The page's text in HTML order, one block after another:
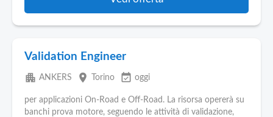
Validation Engineer
apartment ANKERS place Torino event_available oggi
per applicazioni On-Road e Off-Road. La risorsa opererà su
banchi prova motore, seguendo le attività di validazione,